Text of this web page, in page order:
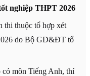
nghiệp THPT 2026
thi thuộc tổ hợp xét
do Bộ GD&ĐT tổ
môn Tiếng Anh, thí